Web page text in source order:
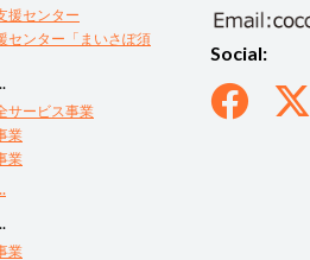
援センター
センター「まいさぽ須
サービス事業
業
業
業
Social: